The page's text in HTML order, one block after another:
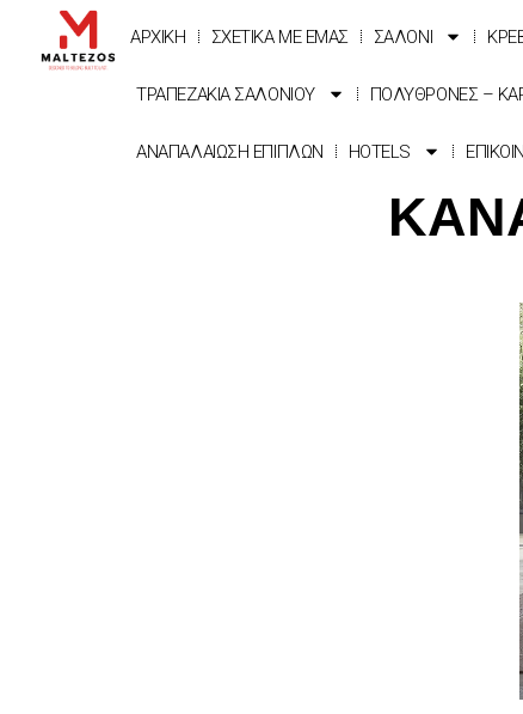
ΑΡΧΙΚΗ ΣΧΕΤΙΚΑ ΜΕ ΕΜΑΣ ΣΑΛΟΝΙ
ΤΡΑΠΕΖΑΚΙΑ ΣΑΛΟΝΙΟΥ ΠΟΛΥΘΡΟΝΕΣ –
ΑΝΑΠΑΛΑΙΩΣΗ ΕΠΙΠΛΩΝ HOTELS